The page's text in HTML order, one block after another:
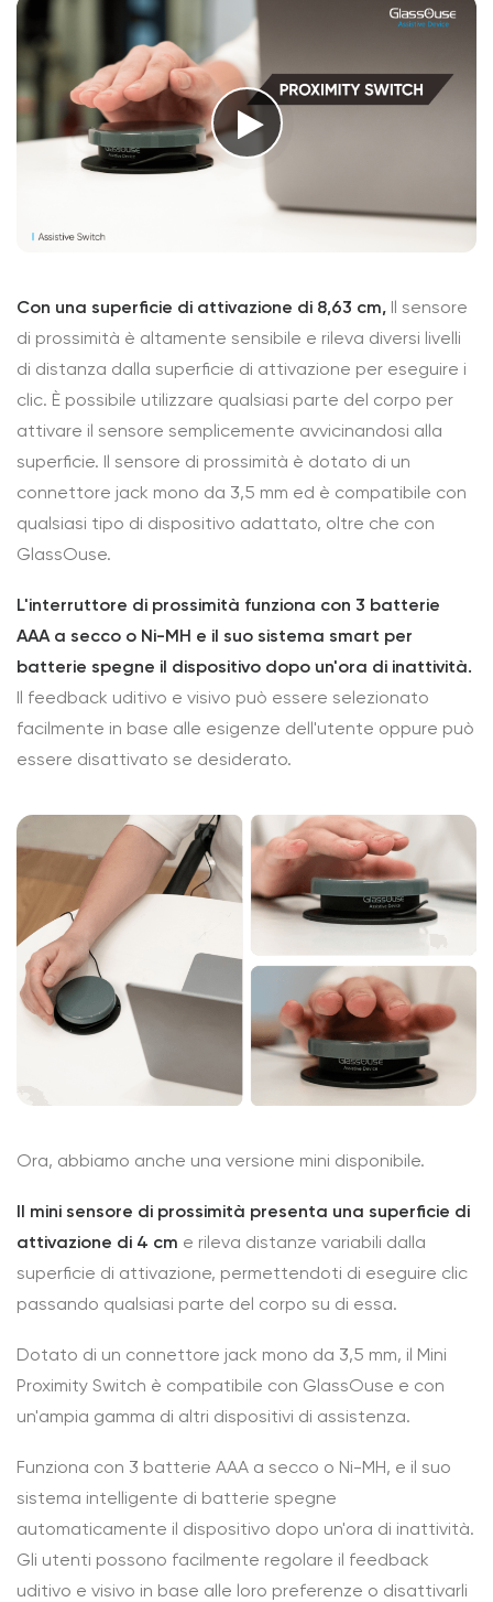
Con una superficie di attivazione di 8,63 cm, Il sensore
di prossimità è altamente sensibile e rileva diversi livelli
di distanza dalla superficie di attivazione per eseguire i
clic. È possibile utilizzare qualsiasi parte del corpo per
attivare il sensore semplicemente avvicinandosi alla
superficie. Il sensore di prossimità è dotato di un
connettore jack mono da 3,5 mm ed è compatibile con
qualsiasi tipo di dispositivo adattato, oltre che con
GlassOuse.
L'interruttore di prossimità funziona con 3 batterie
AAA a secco o Ni-MH e il suo sistema smart per
batterie spegne il dispositivo dopo un'ora di inattività.
Il feedback uditivo e visivo può essere selezionato
facilmente in base alle esigenze dell'utente oppure può
essere disattivato se desiderato.
Ora, abbiamo anche una versione mini disponibile.
Il mini sensore di prossimità presenta una superficie di
attivazione di 4 cm e rileva distanze variabili dalla
superficie di attivazione, permettendoti di eseguire clic
passando qualsiasi parte del corpo su di essa.
Dotato di un connettore jack mono da 3,5 mm, il Mini
Proximity Switch è compatibile con GlassOuse e con
un'ampia gamma di altri dispositivi di assistenza.
Funziona con 3 batterie AAA a secco o Ni-MH, e il suo
sistema intelligente di batterie spegne
automaticamente il dispositivo dopo un'ora di inattività.
Gli utenti possono facilmente regolare il feedback
uditivo e visivo in base alle loro preferenze o disattivarli